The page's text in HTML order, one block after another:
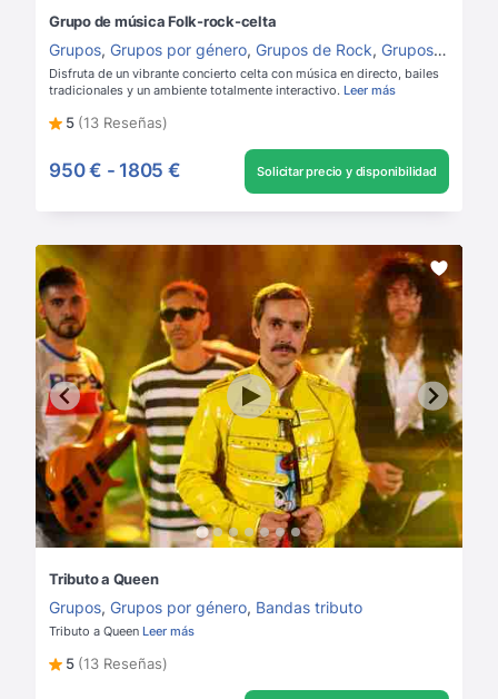
Grupo de música Folk-rock-celta
Grupos, Grupos por género, Grupos de Rock, Grupos de música para boda
Disfruta de un vibrante concierto celta con música en directo, bailes
tradicionales y un ambiente totalmente interactivo. Leer más
5 (13 Reseñas)
950 € - 1805 € Solicitar precio y disponibilidad
Tributo a Queen
Grupos, Grupos por género, Bandas tributo
Tributo a Queen Leer más
5 (13 Reseñas)